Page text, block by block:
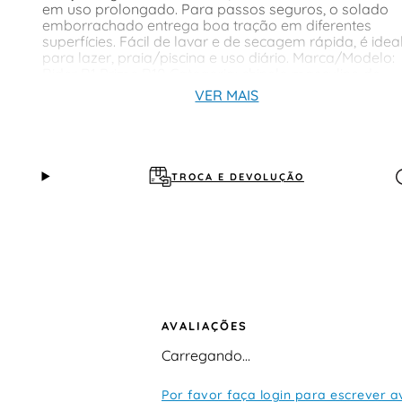
em uso prolongado. Para passos seguros, o solado
emborrachado entrega boa tração em diferentes
superfícies. Fácil de lavar e de secagem rápida, é ideal
para lazer, praia/piscina e uso diário. Marca/Modelo:
dedo Cabedal (tira): material sintético Palmilha:
texturizada (conforto e aderência) Solado:
VER MAIS
TROCA E DEVOLUÇÃO
AVALIAÇÕES
Carregando…
Por favor faça login para escrever